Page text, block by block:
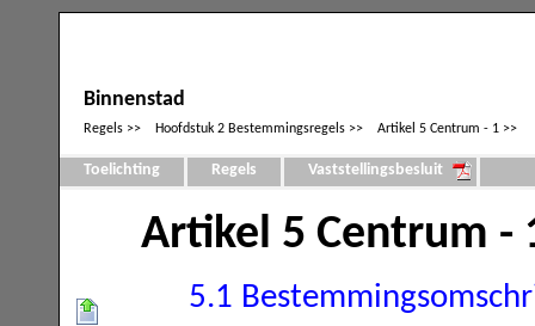
Binnenstad
Regels Hoofdstuk 2 Bestemmingsregels Artikel 5 Centrum - 1
Toelichting Regels Vaststellingsbesluit
Artikel 5 Centrum -
5.1